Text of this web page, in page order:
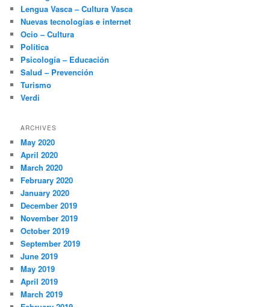
Lengua Vasca – Cultura Vasca
Nuevas tecnologías e internet
Ocio – Cultura
Política
Psicología – Educación
Salud – Prevención
Turismo
Verdi
ARCHIVES
May 2020
April 2020
March 2020
February 2020
January 2020
December 2019
November 2019
October 2019
September 2019
June 2019
May 2019
April 2019
March 2019